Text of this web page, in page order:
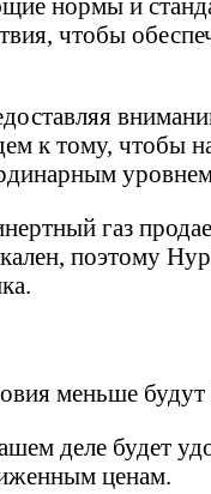
чтобы
к тому, чтобы
газ
поэтому
меньше будут
деле будет
ценам.